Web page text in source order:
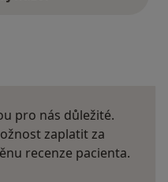
pro nás důležité.
zaplatit za
recenze pacienta.